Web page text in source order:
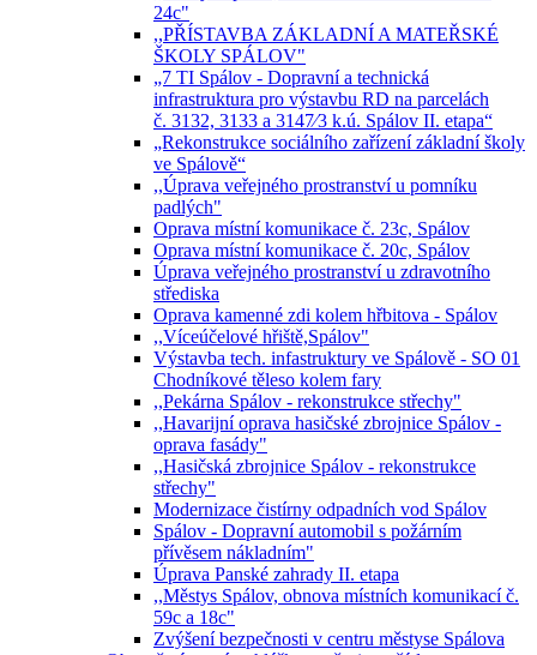
24c"
,,PŘÍSTAVBA ZÁKLADNÍ A MATEŘSKÉ
ŠKOLY SPÁLOV"
„7 TI Spálov - Dopravní a technická
infrastruktura pro výstavbu RD na parcelách
č. 3132, 3133 a 3147⁄3 k.ú. Spálov II. etapa“
„Rekonstrukce sociálního zařízení základní školy
ve Spálově“
,,Úprava veřejného prostranství u pomníku
padlých"
Oprava místní komunikace č. 23c, Spálov
Oprava místní komunikace č. 20c, Spálov
Úprava veřejného prostranství u zdravotního
střediska
Oprava kamenné zdi kolem hřbitova - Spálov
,,Víceúčelové hřiště,Spálov"
Výstavba tech. infastruktury ve Spálově - SO 01
Chodníkové těleso kolem fary
,,Pekárna Spálov - rekonstrukce střechy"
,,Havarijní oprava hasičské zbrojnice Spálov -
oprava fasády"
,,Hasičská zbrojnice Spálov - rekonstrukce
střechy"
Modernizace čistírny odpadních vod Spálov
Spálov - Dopravní automobil s požárním
přívěsem nákladním"
Úprava Panské zahrady II. etapa
,,Městys Spálov, obnova místních komunikací č.
59c a 18c"
Zvýšení bezpečnosti v centru městyse Spálova